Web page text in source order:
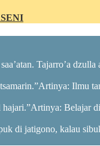
Tajarro’a
Ilmu
Belajar
di jatigono, kalau